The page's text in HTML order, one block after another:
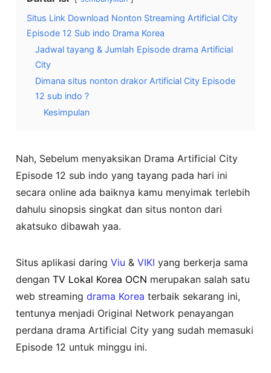
Situs Link Download Nonton Streaming Artificial City
Episode 12 Sub indo Drama Korea
Jadwal tayang & Jumlah Episode drama Artificial
City
Dimana situs nonton drakor Artificial City Episode
12 sub indo ?
Kesimpulan
Nah, Sebelum menyaksikan Drama Artificial City
Episode 12 sub indo yang tayang pada hari ini
secara online ada baiknya kamu menyimak terlebih
dahulu sinopsis singkat dan situs nonton dari
akatsuko dibawah yaa.
Situs aplikasi daringViu &VIKI yang berkerja sama
denganTV Lokal Korea OCN merupakan salah satu
web streamingdrama Korea terbaik sekarang ini,
tentunya menjadi Original Network penayangan
perdana drama Artificial City yang sudah memasuki
Episode 12 untuk minggu ini.